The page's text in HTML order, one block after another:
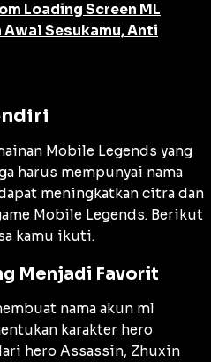
Loading Screen ML
Sesukamu, Anti
Mobile Legends yang
harus mempunyai nama
meningkatkan citra dan
Mobile Legends. Berikut
kamu ikuti.
Menjadi Favorit
nama akun ml
karakter hero
hero Assassin, Zhuxin